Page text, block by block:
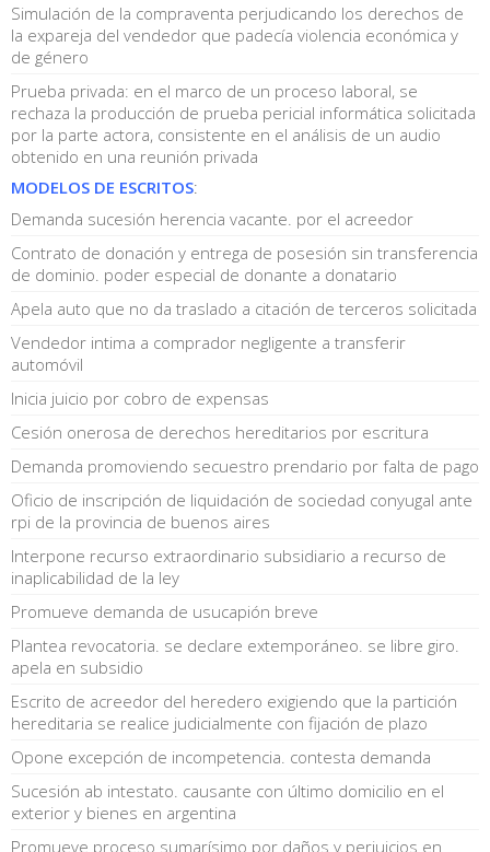
Simulación de la compraventa perjudicando los derechos de
la expareja del vendedor que padecía violencia económica y
de género
Prueba privada: en el marco de un proceso laboral, se
rechaza la producción de prueba pericial informática solicitada
por la parte actora, consistente en el análisis de un audio
obtenido en una reunión privada
MODELOS DE ESCRITOS:
Demanda sucesión herencia vacante. por el acreedor
Contrato de donación y entrega de posesión sin transferencia
de dominio. poder especial de donante a donatario
Apela auto que no da traslado a citación de terceros solicitada
Vendedor intima a comprador negligente a transferir
automóvil
Inicia juicio por cobro de expensas
Cesión onerosa de derechos hereditarios por escritura
Demanda promoviendo secuestro prendario por falta de pago
Oficio de inscripción de liquidación de sociedad conyugal ante
rpi de la provincia de buenos aires
Interpone recurso extraordinario subsidiario a recurso de
inaplicabilidad de la ley
Promueve demanda de usucapión breve
Plantea revocatoria. se declare extemporáneo. se libre giro.
apela en subsidio
Escrito de acreedor del heredero exigiendo que la partición
hereditaria se realice judicialmente con fijación de plazo
Opone excepción de incompetencia. contesta demanda
Sucesión ab intestato. causante con último domicilio en el
exterior y bienes en argentina
Promueve proceso sumarísimo por daños y perjuicios en